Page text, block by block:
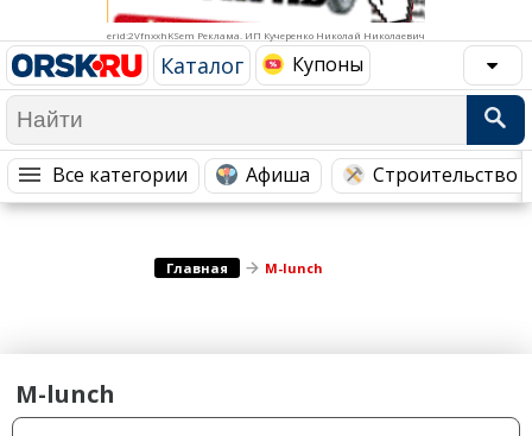
erid:2VfnxxhKSem Реклама. ИП Кучеренко Николай Николаевич
Каталог Купоны
Все категории Афиша Строительство
Медицина Здоровье
Путешествия, Туризм
Гостиницы
Образование
Бытовые услуги
Промышленность
Сельское хозяйство
Ветеринария, Зоотовары
Курьерская служба, Службы до...
Главная M-lunch
M-lunch